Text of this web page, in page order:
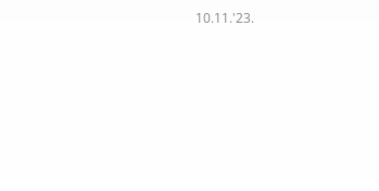
10.11.'23.